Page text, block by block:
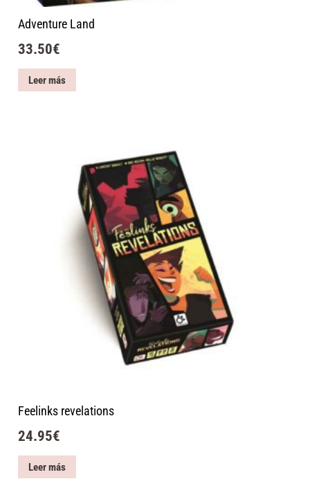
Adventure Land
33.50€
Leer más
Feelinks revelations
24.95€
Leer más